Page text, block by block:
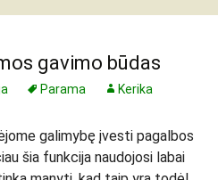
gavimo būdas
Parama Kerika
galimybę įvesti pagalbos
šia funkcija naudojosi labai